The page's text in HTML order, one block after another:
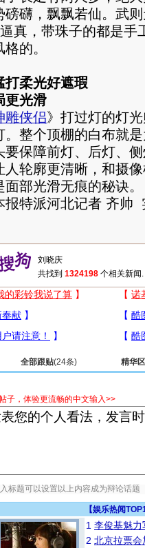
磅礴，飘飘若仙。武
真，带珠子的都是手
的。
柔光好遮瑕
光滑
雕侠侣》打过灯的灯
整个顶棚的白布就是
要保障前灯、后灯、
人轮廓更清晰，和摄
部光滑无痕的秘诀。
报特派河北记者 齐帅
共找到 1324198 个相关新闻.
全部跟贴(24条) 精华区
子，体验更流畅的中文输入>>
【娱乐热闻
1 李俊基魅力
2 北京拉票